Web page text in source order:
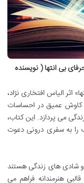
بی انتها ( نویسنده
اثر الیاس افتخاری نژاد،
کاوش عمیق در احساسات
می پردازد. این کتاب،
به سفری درونی دعوت
و شادی های زندگی هستند
هنرمندانه فراهم می